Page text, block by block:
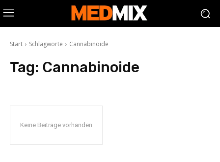
Start Schlagworte Cannabinoide
Tag: Cannabinoide
Keine Beiträge vorhanden